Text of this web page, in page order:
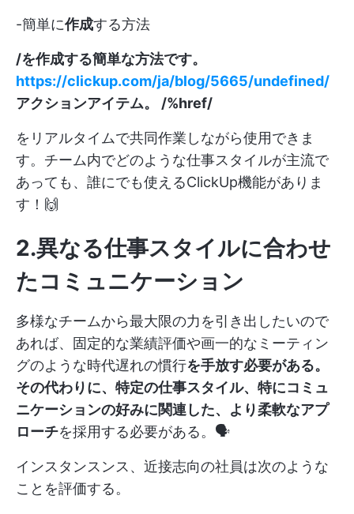
-簡単に作成する方法
/を作成する簡単な方法です。
https://clickup.com/ja/blog/5665/undefined/
アクションアイテム。 /%href/
をリアルタイムで共同作業しながら使用できま
す。チーム内でどのような仕事スタイルが主流で
あっても、誰にでも使えるClickUp機能がありま
す！🙌
2.異なる仕事スタイルに合わせ
たコミュニケーション
多様なチームから最大限の力を引き出したいので
あれば、固定的な業績評価や画一的なミーティン
グのような時代遅れの慣行を手放す必要がある。
その代わりに、特定の仕事スタイル、特にコミュ
ニケーションの好みに関連した、より柔軟なアプ
ローチを採用する必要がある。🗣️
インスタンスンス、近接志向の社員は次のような
ことを評価する。